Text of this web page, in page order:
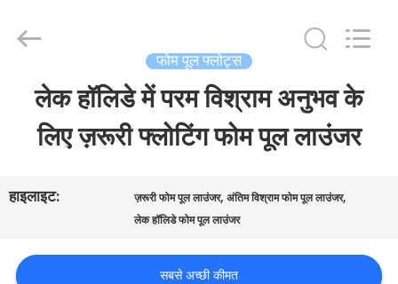
बारे
SolidFloat
Industries
Reserved.
फोम पूल फ्लोट्स
लेक हॉलिडे में परम विश्राम अनुभव के
लिए ज़रूरी फ्लोटिंग फोम पूल लाउंजर
हाइलाइट: ज़रूरी फोम पूल लाउंजर,अंतिम विश्राम फोम पूल लाउंजर,
लेक हॉलिडे फोम पूल लाउंजर
सबसे अच्छी कीमत